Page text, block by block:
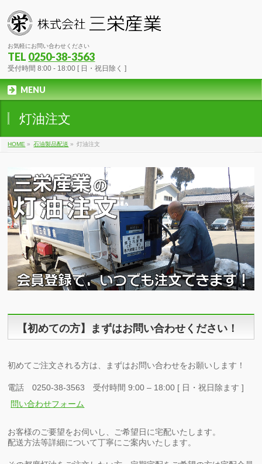
お気軽にお問い合わせください
TEL 0250-38-3563
受付時間 8:00 - 18:00 [ 日・祝日除く ]
MENU
灯油注文
HOME » 石油製品配送 » 灯油注文
【初めての方】まずはお問い合わせください！
初めてご注文される方は、まずはお問い合わせをお願いします！
電話 0250-38-3563 受付時間 9:00 – 18:00 [ 日・祝日除ます ]
問い合わせフォーム
お客様のご要望をお伺いし、ご希望日に宅配いたします。
配送方法等詳細について丁寧にご案内いたします。